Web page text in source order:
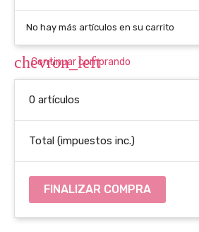
No hay más artículos en su carrito
chevron_left
Continuar comprando
0 artículos
Total (impuestos inc.)
FINALIZAR COMPRA